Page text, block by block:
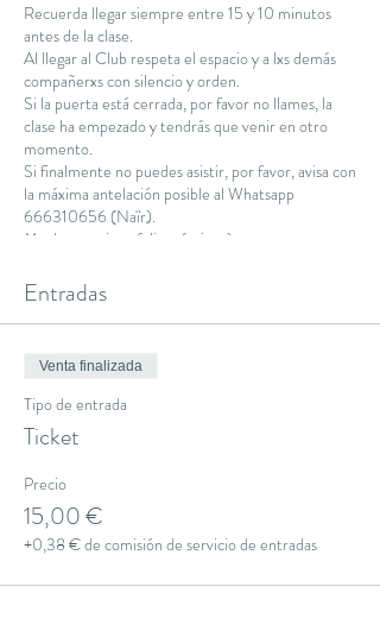
Recuerda llegar siempre entre 15 y 10 minutos
antes de la clase.
Al llegar al Club respeta el espacio y a lxs demás
compañerxs con silencio y orden.
Si la puerta está cerrada, por favor no llames, la
clase ha empezado y tendrás que venir en otro
momento.
Si finalmente no puedes asistir, por favor, avisa con
la máxima antelación posible al Whatsapp
666310656 (Naïr).
Muchas gracias y feliz práctica :)
Entradas
Venta finalizada
Tipo de entrada
Ticket
Precio
15,00 €
+0,38 € de comisión de servicio de entradas